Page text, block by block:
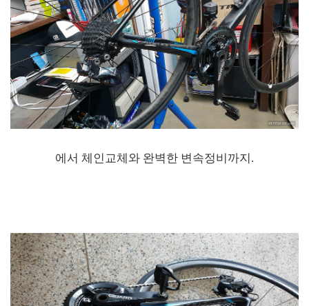
에서 체인교체와 완벽한 변속정비까지.